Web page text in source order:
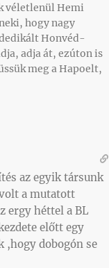
véletlenül Hemi
hogy nagy
Honvéd-
adja át, ezúton is
meg a Hapoelt,
az egyik társunk
a mutatott
ergy héttel a BL
előtt egy
,hogy dobogón se